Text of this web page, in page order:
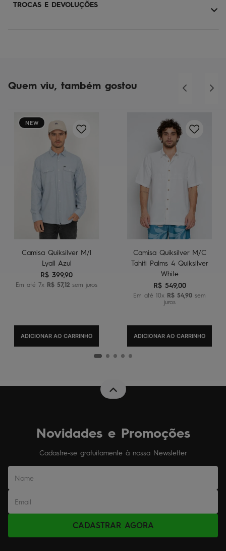
TROCAS E DEVOLUÇÕES
Quem viu, também gostou
NEW
Camisa Quiksilver M/l
Lyall Azul
R$ 399,90
Em até 7x R$ 57,12 sem juros
ADICIONAR AO CARRINHO
Camisa Quiksilver M/C
Tahiti Palms 4 Quiksilver
White
R$ 549,00
Em até 10x R$ 54,90 sem
juros
ADICIONAR AO CARRINHO
Novidades e Promoções
Cadastre-se gratuitamente à nossa Newsletter
CADASTRAR AGORA